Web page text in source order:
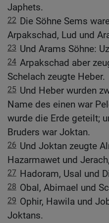
Japhets.
22 Die Söhne Sems
Arpakschad, Lud und
23 Und Arams Söhne:
24 Arpakschad aber
Schelach zeugte Heber.
25 Und Heber wurden
Name des einen war
wurde die Erde geteilt;
Bruders war Joktan.
26 Und Joktan zeugte
Hazarmawet und Jerach,
27 Hadoram, Usal und
28 Obal, Abimael und
29 Ophir, Hawila und
Joktans.